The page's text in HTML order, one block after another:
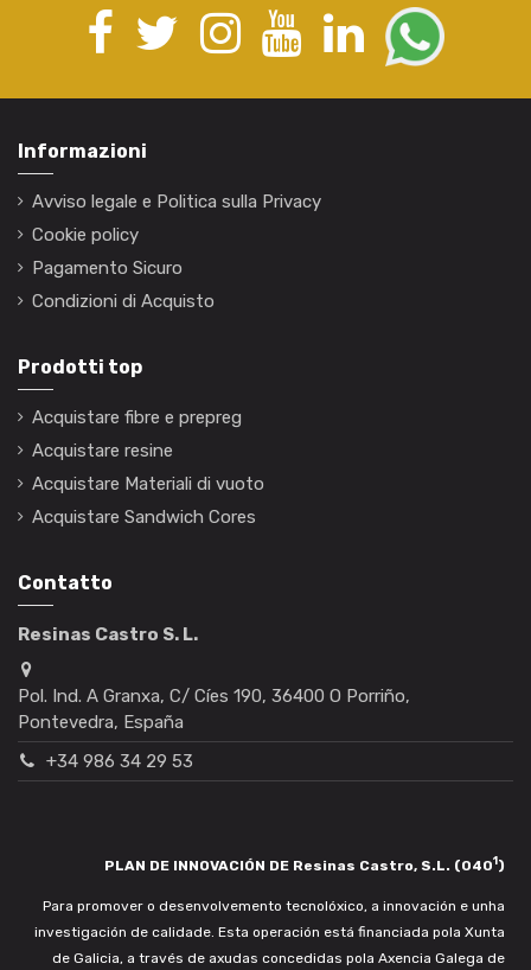
Informazioni
Avviso legale e Politica sulla Privacy
Cookie policy
Pagamento Sicuro
Condizioni di Acquisto
Prodotti top
Acquistare fibre e prepreg
Acquistare resine
Acquistare Materiali di vuoto
Acquistare Sandwich Cores
Contatto
Resinas Castro S. L.
Pol. Ind. A Granxa, C/ Cíes 190, 36400 O Porriño,
Pontevedra, España
+34 986 34 29 53
PLAN DE INNOVACIÓN DE Resinas Castro, S.L. (0401)
Para promover o desenvolvemento tecnolóxico, a innovación e unha
investigación de calidade. Esta operación está financiada pola Xunta
de Galicia, a través de axudas concedidas pola Axencia Galega de